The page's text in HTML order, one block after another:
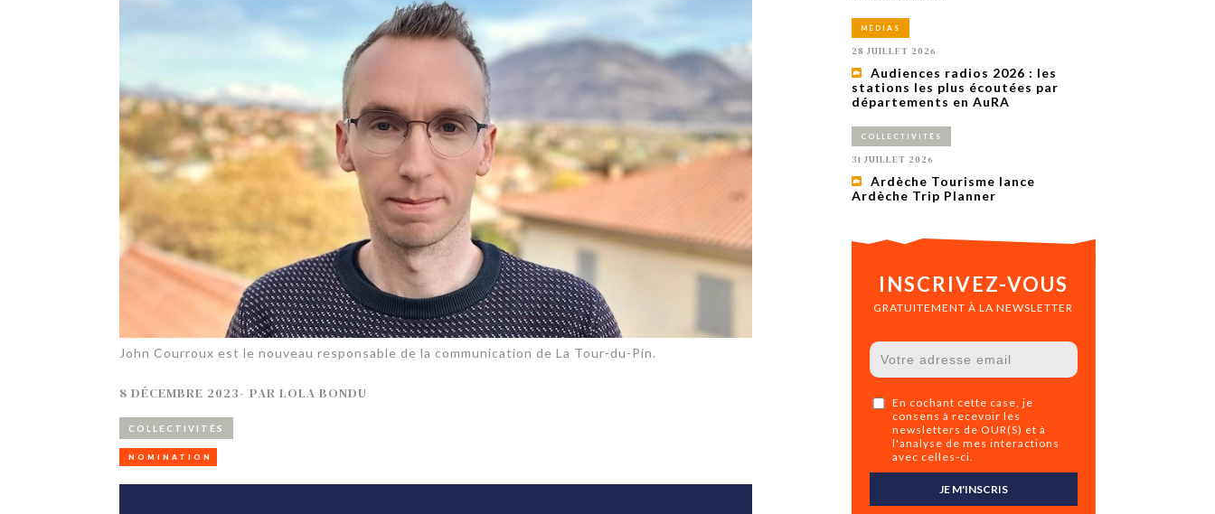
lès-Lyon
marketing et communication, revient sur
la campagne.
1 AN
John Courroux est le nouveau responsable de la communication de La Tour-du-Pin.
8 DÉCEMBRE 2023- PARLOLA BONDU
COLLECTIVITÉS
NOMINATION
MÉDIAS
28 JUILLET 2026
Audiences radios 2026 : les
stations les plus écoutées par
départements en AuRA
COLLECTIVITÉS
31 JUILLET 2026
Ardèche Tourisme lance
Ardèche Trip Planner
INSCRIVEZ-VOUS
GRATUITEMENT À LA NEWSLETTER
En cochant cette case, je
consens à recevoir les
newsletters de OUR(S) et à
l'analyse de mes interactions
avec celles-ci.
JE M'INSCRIS